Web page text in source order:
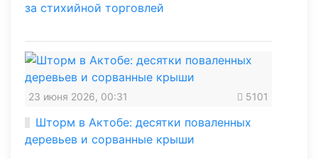
за стихийной торговлей
23 июня 2026, 00:31 5101
Шторм в Актобе: десятки поваленных
деревьев и сорванные крыши